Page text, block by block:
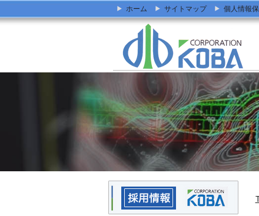
ホーム サイトマップ 個人情報